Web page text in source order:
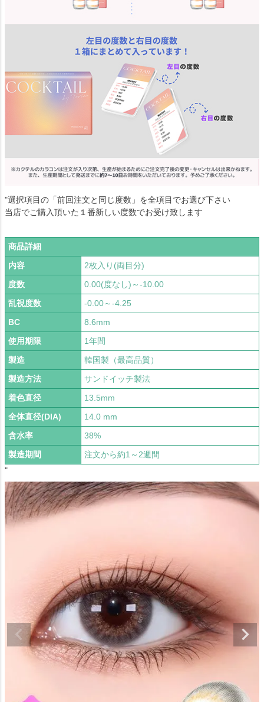
"選択項目の「前回注文と同じ度数」を全項目でお選び下さい
当店でご購入頂いた１番新しい度数でお受け致します
商品詳細
内容
2枚入り(両目分)
度数
0.00(度なし)～-10.00
乱視度数
-0.00～-4.25
BC
8.6mm
使用期限
1年間
製造
韓国製（最高品質）
製造方法
サンドイッチ製法
着色直径
13.5mm
全体直径(DIA)
14.0 mm
含水率
38%
製造期間
注文から約1～2週間
"